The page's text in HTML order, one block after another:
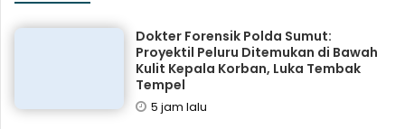
Dokter Forensik Polda Sumut:
Proyektil Peluru Ditemukan di Bawah
Kulit Kepala Korban, Luka Tembak
Tempel
5 jam lalu